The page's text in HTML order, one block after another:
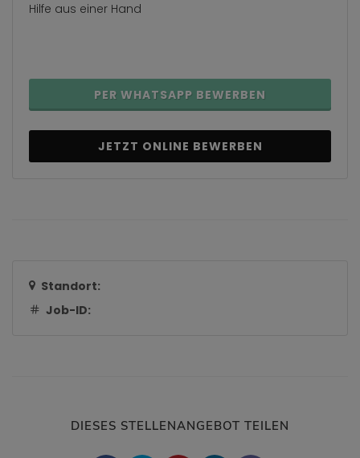
Hilfe aus einer Hand
PER WHATSAPP BEWERBEN
JETZT ONLINE BEWERBEN
Standort:
Job-ID:
DIESES STELLENANGEBOT TEILEN